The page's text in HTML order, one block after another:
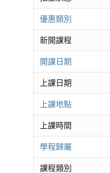
優惠類別
新開課程
開課日期
上課日期
上課地點
上課時間
學程歸屬
課程類別